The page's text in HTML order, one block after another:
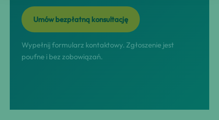
Umów bezpłatną konsultację
Wypełnij formularz kontaktowy. Zgłoszenie jest
poufne i bez zobowiązań.